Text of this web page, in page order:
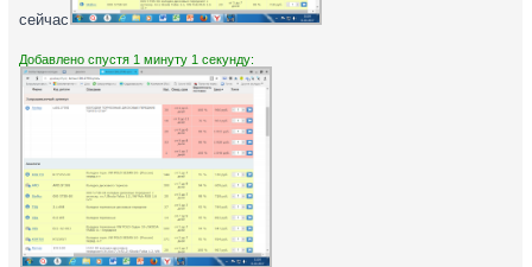
сейчас
Добавлено спустя 1 минуту 1 секунду: